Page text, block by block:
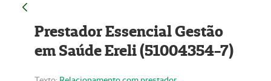
Prestador Essencial Gestão
em Saúde Ereli (51004354-7)